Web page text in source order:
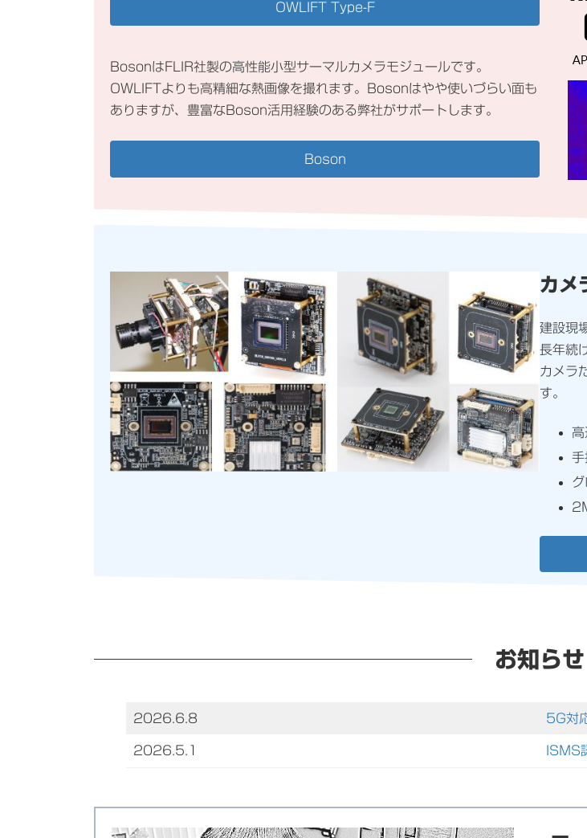
OWLIFT Type-F
BosonはFLIR社製の高性能小型サーマルカメラモジュールです。
OWLIFTよりも高精細な熱画像を撮れます。Bosonはやや使いづらい面も
ありますが、豊富なBoson活用経験のある弊社がサポートします。
Boson
カメ
建設現
長年続
カメラ
す。
手
お知らせ
2026.6.8 5G対
2026.5.1 ISMS